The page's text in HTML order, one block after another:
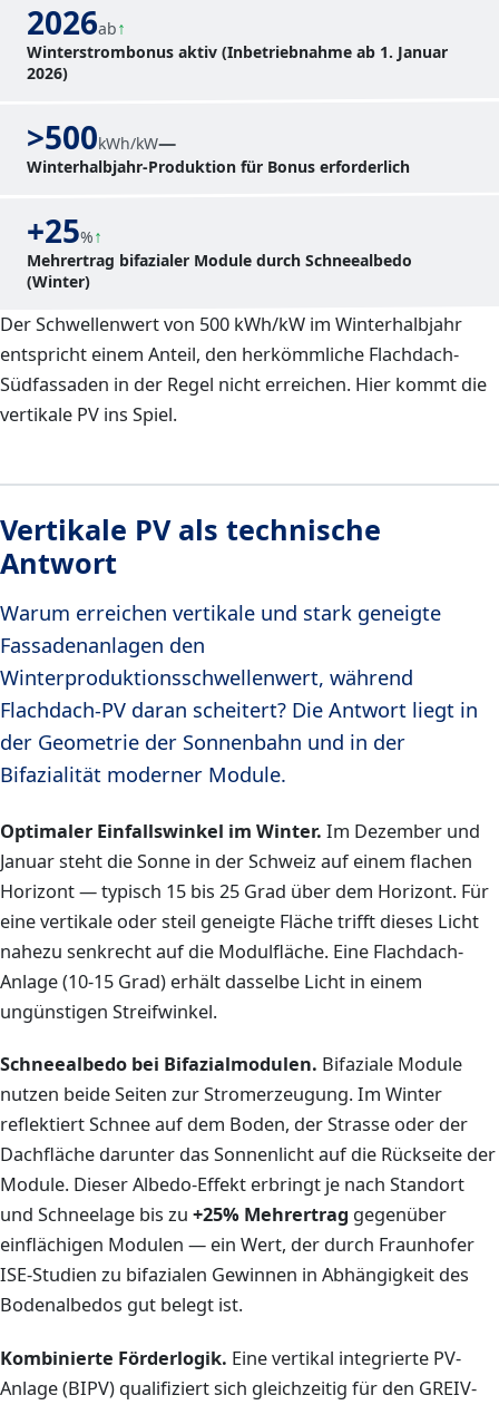
2026ab
Winterstrombonus aktiv (Inbetriebnahme ab 1. Januar
2026)
>500kWh/kW—
Winterhalbjahr-Produktion für Bonus erforderlich
+25%
Mehrertrag bifazialer Module durch Schneealbedo
(Winter)
Der Schwellenwert von 500 kWh/kW im Winterhalbjahr
entspricht einem Anteil, den herkömmliche Flachdach-
Südfassaden in der Regel nicht erreichen. Hier kommt die
vertikale PV ins Spiel.
Vertikale PV als technische
Antwort
Warum erreichen vertikale und stark geneigte
Fassadenanlagen den
Winterproduktionsschwellenwert, während
Flachdach-PV daran scheitert? Die Antwort liegt in
der Geometrie der Sonnenbahn und in der
Bifazialität moderner Module.
Optimaler Einfallswinkel im Winter. Im Dezember und
Januar steht die Sonne in der Schweiz auf einem flachen
Horizont — typisch 15 bis 25 Grad über dem Horizont. Für
eine vertikale oder steil geneigte Fläche trifft dieses Licht
nahezu senkrecht auf die Modulfläche. Eine Flachdach-
Anlage (10-15 Grad) erhält dasselbe Licht in einem
ungünstigen Streifwinkel.
Schneealbedo bei Bifazialmodulen. Bifaziale Module
nutzen beide Seiten zur Stromerzeugung. Im Winter
reflektiert Schnee auf dem Boden, der Strasse oder der
Dachfläche darunter das Sonnenlicht auf die Rückseite der
Module. Dieser Albedo-Effekt erbringt je nach Standort
und Schneelage bis zu +25% Mehrertrag gegenüber
einflächigen Modulen — ein Wert, der durch Fraunhofer
ISE-Studien zu bifazialen Gewinnen in Abhängigkeit des
Bodenalbedos gut belegt ist.
Kombinierte Förderlogik. Eine vertikal integrierte PV-
Anlage (BIPV) qualifiziert sich gleichzeitig für den GREIV-